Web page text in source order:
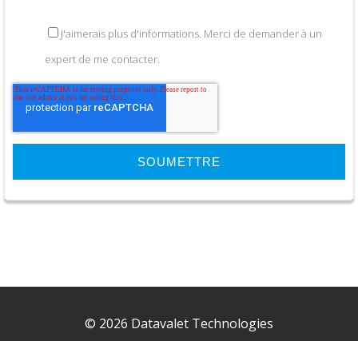
J'aimerais plus d'informations. Merci de demander à un
expert de me contacter.
© 2026 Datavalet Technologies